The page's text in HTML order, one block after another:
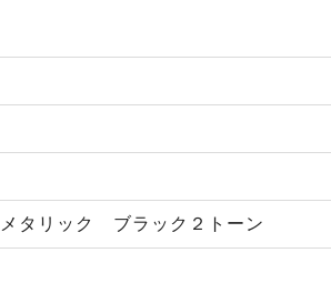
タリック ブラック２トーン